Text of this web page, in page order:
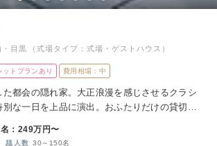
ットプランあり 費用相場：中
都会の隠れ家。大正浪漫を感じさせるクラシ
な一日を上品に演出。おふたりだけの貸切空
・目黒 （式場タイプ：式場・ゲストハウス）
：249万円〜
人数 30～150名